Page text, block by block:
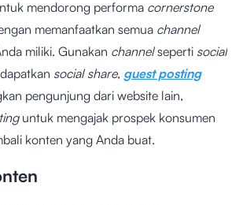
mendorong performa cornerstone
memanfaatkan semua channel
miliki. Gunakan channelseperti social
social share, guest posting
pengunjung dari website lain,
untuk mengajak prospek konsumen
konten yang Anda buat.